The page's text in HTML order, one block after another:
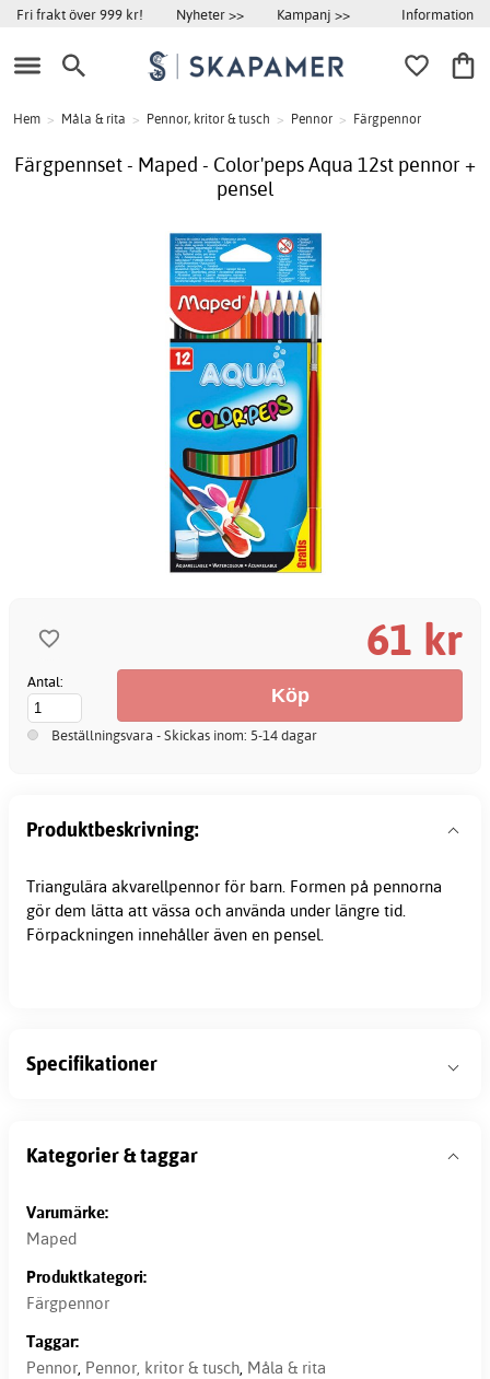
Fri frakt över 999 kr! Nyheter >> Kampanj >> Information
Hem > Måla & rita > Pennor, kritor & tusch > Pennor > Färgpennor
Färgpennset - Maped - Color'peps Aqua 12st pennor +
pensel
61 kr
Antal:
Beställningsvara - Skickas inom: 5-14 dagar
Produktbeskrivning:
Triangulära akvarellpennor för barn. Formen på pennorna
gör dem lätta att vässa och använda under längre tid.
Förpackningen innehåller även en pensel.
Specifikationer
Kategorier & taggar
Varumärke:
Maped
Produktkategori:
Färgpennor
Taggar:
Pennor, Pennor, kritor & tusch, Måla & rita